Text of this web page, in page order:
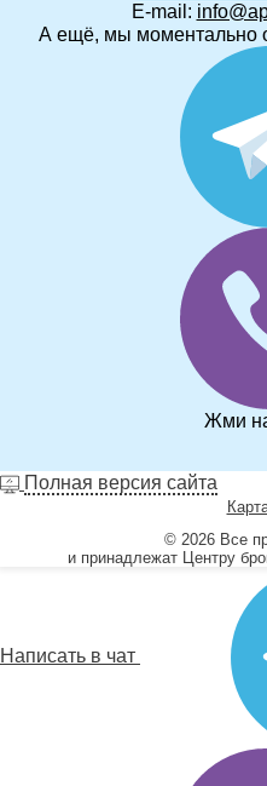
E-mail:
А ещё, мы моментально
Жми
Полная версия сайта
© 2026 Все
и принадлежат Центру
Написать в чат